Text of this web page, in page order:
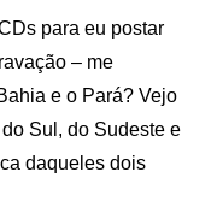
para eu postar
– me
e o Pará? Vejo
Sul, do Sudeste e
daqueles dois